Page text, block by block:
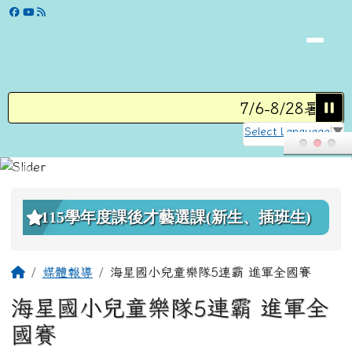
跳至主內容區
學校網站
7/6-8/28暑假營
Select Language ▼
上中區域內容
115學年度課後才藝選課(新生、插班生)
主內容區域
回首頁媒體報導 海星國小兒童樂隊5連霸 進軍全國賽
海星國小兒童樂隊5連霸 進軍全
國賽